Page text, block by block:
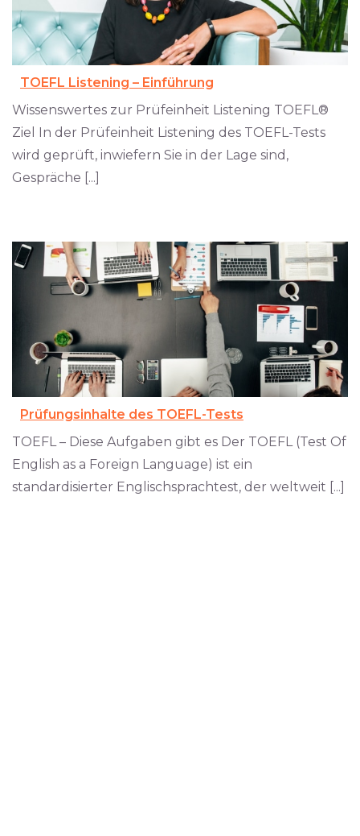
TOEFL Listening – Einführung
Wissenswertes zur Prüfeinheit Listening TOEFL®
Ziel In der Prüfeinheit Listening des TOEFL-Tests
wird geprüft, inwiefern Sie in der Lage sind,
Gespräche [...]
Prüfungsinhalte des TOEFL-Tests
TOEFL – Diese Aufgaben gibt es Der TOEFL (Test Of
English as a Foreign Language) ist ein
standardisierter Englischsprachtest, der weltweit [...]